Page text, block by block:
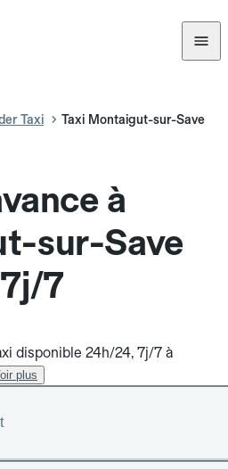
Taxi Taxi Montaigut-sur-Save
à
sur-Save
7
disponible 24h/24, 7j/7 à
plus